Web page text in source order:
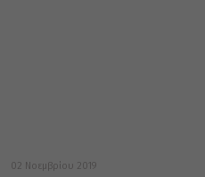
02 Νοεμβρίου 2019